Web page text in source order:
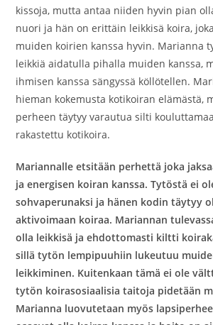
kissoja, mutta antaa niiden hyvin pian
nuori ja hän on erittäin leikkisä koira,
muiden koirien kanssa hyvin. Marianna
leikkiä aidatulla pihalla muiden kanssa,
ihmisen kanssa sängyssä köllötellen.
hieman kokemusta kotikoiran elämästä,
perheen täytyy varautua silti
rakastettu kotikoira.
Mariannalle etsitään perhettä joka
ja energisen koiran kanssa. Tytöstä ei
sohvaperunaksi ja hänen kodin täytyy
aktivoimaan koiraa. Mariannan
olla leikkisä ja ehdottomasti kiltti
sillä tytön lempipuuhiin lukeutuu
leikkiminen. Kuitenkaan tämä ei ole
tytön koirasosiaalisia taitoja pidetään
Marianna luovutetaan myös